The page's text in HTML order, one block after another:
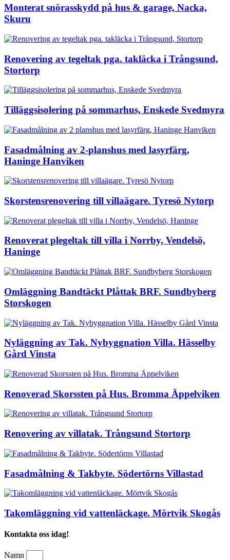
Monterat snörasskydd på hus & garage, Nacka,
Skuru
Renovering av tegeltak pga. takläcka i Trångsund,
Stortorp
Tilläggsisolering på sommarhus, Enskede Svedmyra
Fasadmålning av 2-planshus med lasyrfärg,
Haninge Hanviken
Skorstensrenovering till villaägare. Tyresö Nytorp
Renoverat plegeltak till villa i Norrby, Vendelsö,
Haninge
Omläggning Bandtäckt Plåttak BRF. Sundbyberg
Storskogen
Nyläggning av Tak. Nybyggnation Villa. Hässelby
Gård Vinsta
Renoverad Skorssten på Hus. Bromma Äppelviken
Renovering av villatak. Trångsund Stortorp
Fasadmålning & Takbyte. Södertörns Villastad
Takomläggning vid vattenläckage. Mörtvik Skogås
Kontakta oss idag!
Namn